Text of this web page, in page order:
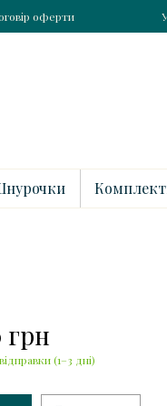
оферти
грн
(1–3 дні)